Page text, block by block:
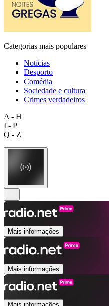
Categorias mais populares
Notícias
Desporto
Comédia
Sociedade e cultura
Crimes verdadeiros
A - H
I - P
Q - Z
Mais informações
Mais informações